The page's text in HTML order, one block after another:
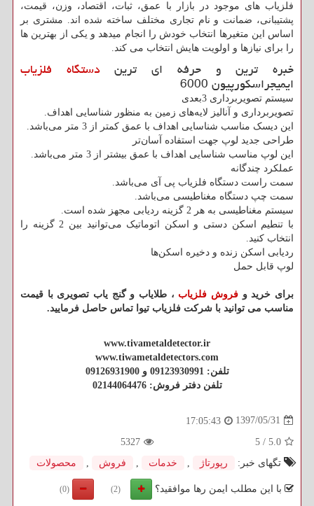
فلزیاب های موجود در بازار با عمق، ثبات، اقتصاد، وزن، قیمت،
پشتیبانی، ضمانت و نام تجاری مختلف ساخته شده اند. مشتری بر
اساس این متغیرها انتخاب خودش را انجام میدهد و یکی از بهترین ها
را برای نیازها و اولویت هایش انتخاب می کند.
خبره ترین و حرفه ای تریندستگاه فلزیاب
ایمیجراسکورپیون 6000
سیستم تصویربرداری 3بعدی
تصویربرداری و آنالیز لایه‌های زمین به منظور شناسایی اهداف.
این دیسک مناسب شناسایی اهداف با عمق کمتر از 3 متر می‌باشد.
طراحی جدید لوپ جهت استفاده آسان‌تر
این لوپ مناسب شناسایی اهداف با عمق بیشتر از 3 متر می‌باشد.
عملکرد چندگانه
سمت راست دستگاه فلزیاب پی آی می‌باشد.
سمت چپ دستگاه مغناطیسی می‌باشد.
سیستم مغناطیسی به هر 2 گزینه ردیابی مجهز شده است.
با تنطیم اسکن دستی و اسکن اتوماتیک می‌توانید بین 2 گزینه را
انتخاب کنید.
ردیابی اسکن زنده و دخیره اسکن‌ها
لوپ قابل حمل
برای خرید و فروش فلزیاب ، طلایاب و گنج یاب تصویری با قیمت
مناسب می توانید با شرکت فلزیاب تیوا تماس حاصل فرمایید.
www.tivametaldetector.ir
www.tiwametaldetectors.com
تلفن: 09123930991 و 09126931900
تلفن دفتر فروش: 02144064476
1397/05/31
17:05:43
5.0
/
5
5327
تگهای خبر:
رپورتاژ , خدمات , فروش , محصولات
با این مطلب ایمن رها موافقید؟ (2)
(0)